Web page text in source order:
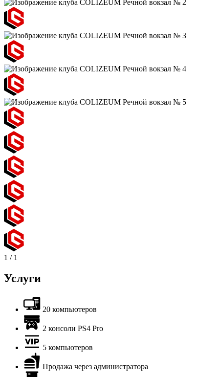
1 / 1
Услуги
20 компьютеров
2 консоли PS4 Pro
5 компьютеров
Продажа через администратора